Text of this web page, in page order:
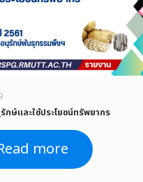
กษ์และใช้ประโยชน์ทรัพยากร
more